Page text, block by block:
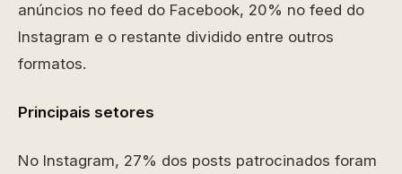
anúncios no feed do Facebook, 20% no feed do
Instagram e o restante dividido entre outros
formatos.
Principais setores
No Instagram, 27% dos posts patrocinados foram